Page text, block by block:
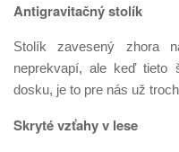
Antigravitačný stolík
Stolík zavesený zhora
neprekvapí, ale keď tieto
dosku, je to pre nás už
Skryté vzťahy v lese